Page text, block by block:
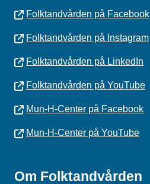
Folktandvården på Facebook
Folktandvården på Instagram
Folktandvården på LinkedIn
Folktandvården på YouTube
Mun-H-Center på Facebook
Mun-H-Center på YouTube
Om Folktandvården